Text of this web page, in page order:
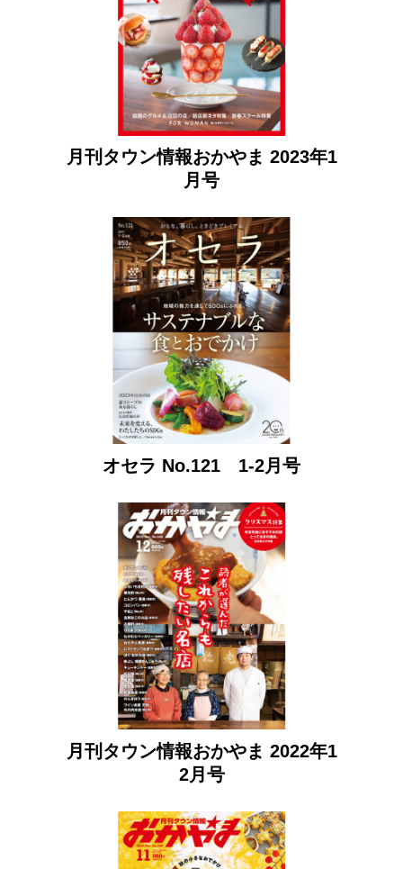
月刊タウン情報おかやま 2023年1
月号
オセラ No.121 1-2月号
月刊タウン情報おかやま 2022年1
2月号